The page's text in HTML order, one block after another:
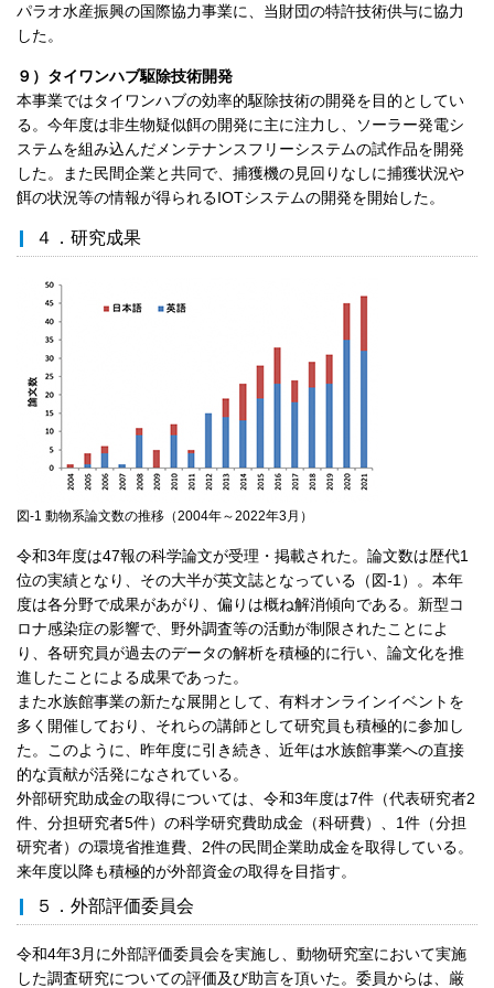
パラオ水産振興の国際協力事業に、当財団の特許技術供与に協力
した。
９）タイワンハブ駆除技術開発
本事業ではタイワンハブの効率的駆除技術の開発を目的としてい
る。今年度は非生物疑似餌の開発に主に注力し、ソーラー発電シ
ステムを組み込んだメンテナンスフリーシステムの試作品を開発
した。また民間企業と共同で、捕獲機の見回りなしに捕獲状況や
餌の状況等の情報が得られるIOTシステムの開発を開始した。
４．研究成果
図-1 動物系論文数の推移（2004年～2022年3月）
令和3年度は47報の科学論文が受理・掲載された。論文数は歴代1
位の実績となり、その大半が英文誌となっている（図-1）。本年
度は各分野で成果があがり、偏りは概ね解消傾向である。新型コ
ロナ感染症の影響で、野外調査等の活動が制限されたことによ
り、各研究員が過去のデータの解析を積極的に行い、論文化を推
進したことによる成果であった。
また水族館事業の新たな展開として、有料オンラインイベントを
多く開催しており、それらの講師として研究員も積極的に参加し
た。このように、昨年度に引き続き、近年は水族館事業への直接
的な貢献が活発になされている。
外部研究助成金の取得については、令和3年度は7件（代表研究者2
件、分担研究者5件）の科学研究費助成金（科研費）、1件（分担
研究者）の環境省推進費、2件の民間企業助成金を取得している。
来年度以降も積極的が外部資金の取得を目指す。
５．外部評価委員会
令和4年3月に外部評価委員会を実施し、動物研究室において実施
した調査研究についての評価及び助言を頂いた。委員からは、厳